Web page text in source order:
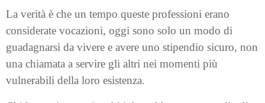
La verità è che un tempo queste professioni erano
considerate vocazioni, oggi sono solo un modo di
guadagnarsi da vivere e avere uno stipendio sicuro, non
una chiamata a servire gli altri nei momenti più
vulnerabili della loro esistenza.